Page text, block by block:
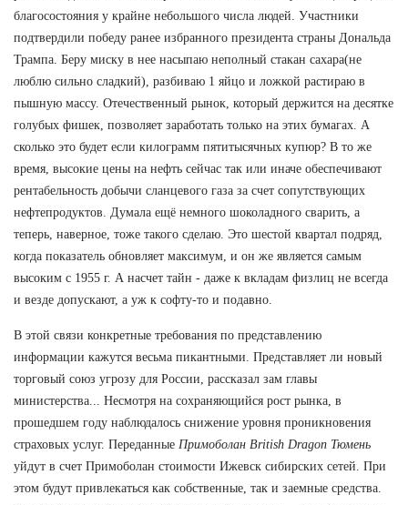
благосостояния у крайне небольшого числа людей. Участники
подтвердили победу ранее избранного президента страны Дональда
Трампа. Беру миску в нее насыпаю неполный стакан сахара(не
люблю сильно сладкий), разбиваю 1 яйцо и ложкой растираю в
пышную массу. Отечественный рынок, который держится на десятке
голубых фишек, позволяет заработать только на этих бумагах. А
сколько это будет если килограмм пятитысячных купюр? В то же
время, высокие цены на нефть сейчас так или иначе обеспечивают
рентабельность добычи сланцевого газа за счет сопутствующих
нефтепродуктов. Думала ещё немного шоколадного сварить, а
теперь, наверное, тоже такого сделаю. Это шестой квартал подряд,
когда показатель обновляет максимум, и он же является самым
высоким с 1955 г. А насчет тайн - даже к вкладам физлиц не всегда
и везде допускают, а уж к софту-то и подавно.
В этой связи конкретные требования по представлению
информации кажутся весьма пикантными. Представляет ли новый
торговый союз угрозу для России, рассказал зам главы
министерства... Несмотря на сохраняющийся рост рынка, в
прошедшем году наблюдалось снижение уровня проникновения
страховых услуг. Переданные Примоболан British Dragon Тюмень
уйдут в счет Примоболан стоимости Ижевск сибирских сетей. При
этом будут привлекаться как собственные, так и заемные средства.